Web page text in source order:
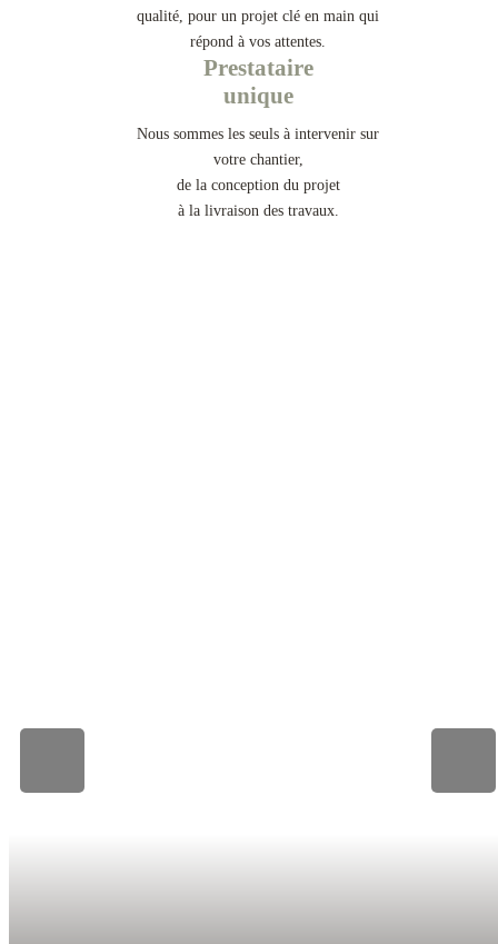
qualité, pour un projet clé en main qui
répond à vos attentes.
Prestataire
unique
Nous sommes les seuls à intervenir sur
votre chantier,
de la conception du projet
à la livraison des travaux.